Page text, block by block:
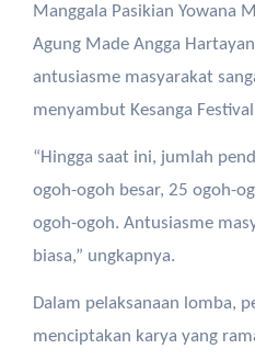
Manggala Pasikian Yowana
Agung Made Angga
antusiasme masyarakat
menyambut Kesanga
“Hingga saat ini, jumlah
ogoh-ogoh besar, 25 ogoh-
ogoh-ogoh. Antusiasme
biasa,” ungkapnya.
Dalam pelaksanaan lomba,
menciptakan karya yang